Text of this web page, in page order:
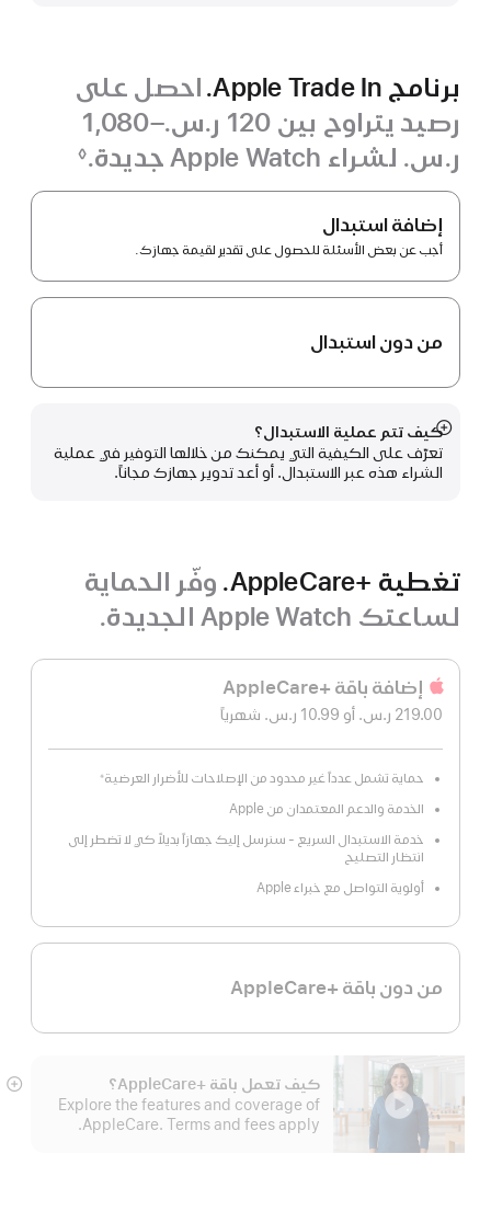
برنامج Apple Trade In.
احصل على
رصيد يتراوح بين 120 ر.س.‏–1,080
ر.س.‏ لشراء Apple Watch جديدة.
حاشية
◊
برنامج
Apple Trade In.
إضافة استبدال
أجب عن بعض الأسئلة للحصول على تقدير لقيمة جهازك.
من دون استبدال
كيف تتم عملية الاستبدال؟
تعرّف على الكيفية التي يمكنك من خلالها التوفير في عملية
الشراء هذه عبر الاستبدال. أو أعد تدوير جهازك مجاناً.
عرض
المزيد
تغطية +AppleCare.
وفّر الحماية
لساعتك Apple Watch الجديدة.
إضافة باقة +AppleCare‏
219.00 ر.س.‏ أو 10.99 ر.س.‏ شهرياً
حماية تشمل عدداً غير محدود من الإصلاحات للأضرار العرضية※
الخدمة والدعم المعتمدان من Apple
خدمة الاستبدال السريع - سنرسل إليك جهازاً بديلاً كي لا تضطر إلى
انتظار التصليح
أولوية التواصل مع خبراء Apple
من دون باقة +AppleCare
كيف تعمل باقة +AppleCare؟
Explore the features and coverage of
AppleCare. Terms and fees apply.